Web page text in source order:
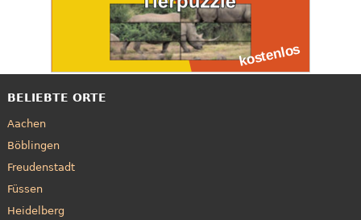
BELIEBTE ORTE
Aachen
Böblingen
Freudenstadt
Füssen
Heidelberg